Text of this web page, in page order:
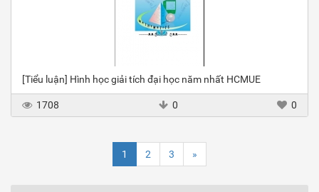
[Tiểu luận] Hình học giải tích đại học năm nhất HCMUE
1708 0 0
1 2 3 »